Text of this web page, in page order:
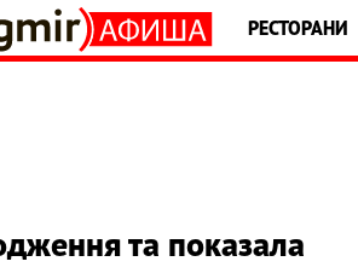
РЕСТОРАНИ
та показала